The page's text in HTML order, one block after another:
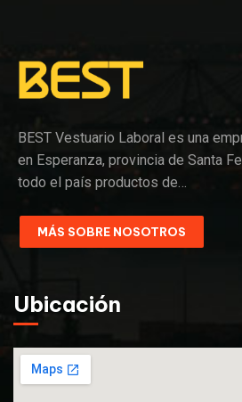
BEST Vestuario Laboral es una
en Esperanza, provincia de Santa
todo el país productos de…
MÁS SOBRE NOSOTROS
Ubicación